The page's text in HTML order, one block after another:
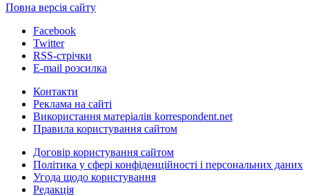
Повна версія сайту
Facebook
Twitter
RSS-стрічки
E-mail розсилка
Контакти
Реклама на сайті
Використання матеріалів korrespondent.net
Правила користування сайтом
Договір користування сайтом
Політика у сфері конфіденційності і персональних даних
Угода щодо користування
Редакція